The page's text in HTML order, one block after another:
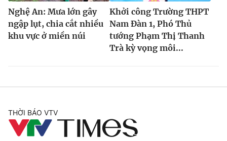
Nghệ An: Mưa lớn gây
ngập lụt, chia cắt nhiều
khu vực ở miền núi
Khởi công Trường THPT
Nam Đàn 1, Phó Thủ
tướng Phạm Thị Thanh
Trà kỳ vọng môi...
THỜI BÁO VTV